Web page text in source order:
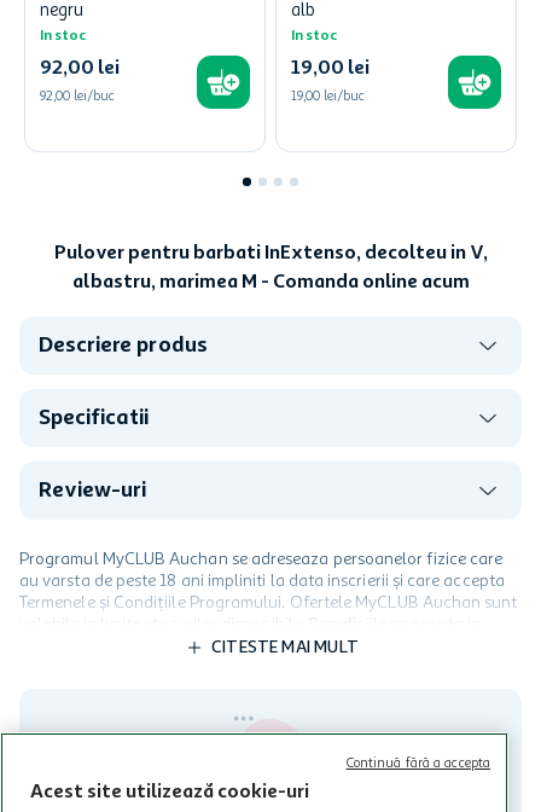
negru
In stoc
92,00 lei
92,00 lei/buc
alb
In stoc
19,00 lei
19,00 lei/buc
Pulover pentru barbati InExtenso, decolteu in V,
albastru, marimea M - Comanda online acum
Descriere produs
Specificatii
Review-uri
Programul MyCLUB Auchan se adreseaza persoanelor fizice care
au varsta de peste 18 ani impliniti la data inscrierii și care accepta
Termenele și Condițiile Programului. Ofertele MyCLUB Auchan sunt
valabile in limita stocurilor disponibile. Beneficiile se acorda in
limita a 12 unitati / card client o singura data in perioada promotiei.
activitati in afara celor mentionate in Termene si Conditii. Auchan
nu raspunde pentru imposibilitatea utilizarii Cardului in perioada in
care aceste este suspendat sau in perioada in care sunt efectuate
intretineri sau reparatii tehnice la sistemul de utilizarea al Cardului.
CITESTE MAI MULT
Acest site utilizează cookie-uri
Continuă fără a accepta